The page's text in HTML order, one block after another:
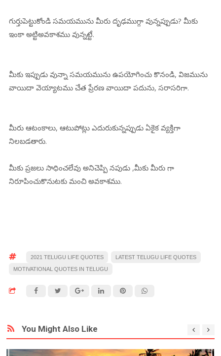
గుర్తుపెట్టుకోండి సమయమును మీరు దృఢముగ్గా వున్నప్పుడు? మీకు
ఇంకా అట్టిఅవకాశము వున్నట్టే.
మీకు ఇప్పుడు వున్నా సమయమును ఉపయోగించు కొనండి, విజమును
వాయిదా వెయ్యాటము చేత ప్రేరణ వాయిదా పదును, సరాసరిగా.
మీరు ఆటంకాలు, ఆటుపోట్లు ఎదురుకున్నప్పుడు ఏకైక వ్యక్తిగా
నిలబడతారు.
మీకు ప్రజలు సాధించలేవు అనిచెప్పి నపుడు ,మీకు మీరు గా
నిరూపించుకొనుటకు మంచి అవకాశము.
2021 TELUGU LIFE QUOTES
LATEST TELUGU LIFE QUOTES
MOTIVATIONAL QUOTES IN TELUGU
You Might Also Like